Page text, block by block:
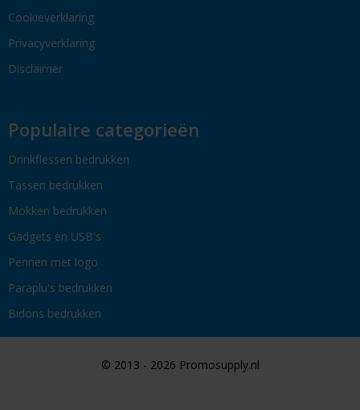
Cookieverklaring
Privacyverklaring
Disclaimer
Populaire categorieën
Drinkflessen bedrukken
Tassen bedrukken
Mokken bedrukken
Gadgets en USB's
Pennen met logo
Paraplu's bedrukken
Bidons bedrukken
© 2013 - 2026 Promosupply.nl